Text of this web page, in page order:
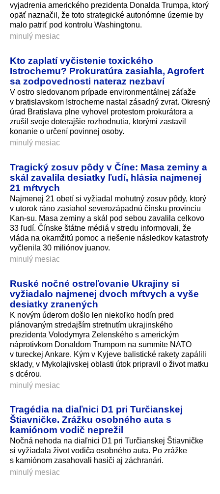
vyjadrenia amerického prezidenta Donalda Trumpa, ktorý
opäť naznačil, že toto strategické autonómne územie by
malo patriť pod kontrolu Washingtonu.
minulý mesiac
Kto zaplatí vyčistenie toxického
Istrochemu? Prokuratúra zasiahla, Agrofert
sa zodpovednosti nateraz nezbaví
V ostro sledovanom prípade environmentálnej záťaže
v bratislavskom Istrocheme nastal zásadný zvrat. Okresný
úrad Bratislava plne vyhovel protestom prokurátora a
zrušil svoje doterajšie rozhodnutia, ktorými zastavil
konanie o určení povinnej osoby.
minulý mesiac
Tragický zosuv pôdy v Číne: Masa zeminy a
skál zavalila desiatky ľudí, hlásia najmenej
21 mŕtvych
Najmenej 21 obetí si vyžiadal mohutný zosuv pôdy, ktorý
v utorok ráno zasiahol severozápadnú čínsku provinciu
Kan-su. Masa zeminy a skál pod sebou zavalila celkovo
33 ľudí. Čínske štátne médiá v stredu informovali, že
vláda na okamžitú pomoc a riešenie následkov katastrofy
vyčlenila 30 miliónov juanov.
minulý mesiac
Ruské nočné ostreľovanie Ukrajiny si
vyžiadalo najmenej dvoch mŕtvych a vyše
desiatky zranených
K novým úderom došlo len niekoľko hodín pred
plánovaným stredajším stretnutím ukrajinského
prezidenta Volodymyra Zelenského s americkým
náprotivkom Donaldom Trumpom na summite NATO
v tureckej Ankare. Kým v Kyjeve balistické rakety zapálili
sklady, v Mykolajivskej oblasti útok pripravil o život matku
s dcérou.
minulý mesiac
Tragédia na diaľnici D1 pri Turčianskej
Štiavničke. Zrážku osobného auta s
kamiónom vodič neprežil
Nočná nehoda na diaľnici D1 pri Turčianskej Štiavničke
si vyžiadala život vodiča osobného auta. Po zrážke
s kamiónom zasahovali hasiči aj záchranári.
minulý mesiac